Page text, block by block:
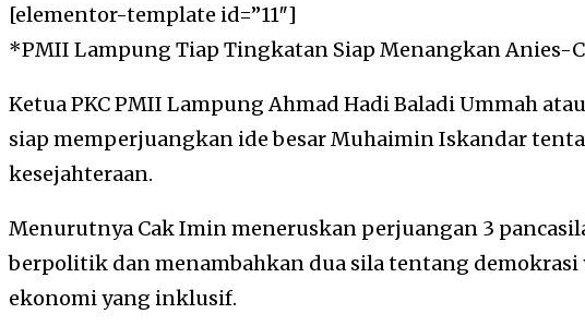
[elementor-template id=”11″]
*PMII Lampung Tiap Tingkatan Siap Menangkan Anies-
Ketua PKC PMII Lampung Ahmad Hadi Baladi Ummah
siap memperjuangkan ide besar Muhaimin Iskandar
kesejahteraan.
Menurutnya Cak Imin meneruskan perjuangan 3
berpolitik dan menambahkan dua sila tentang
ekonomi yang inklusif.